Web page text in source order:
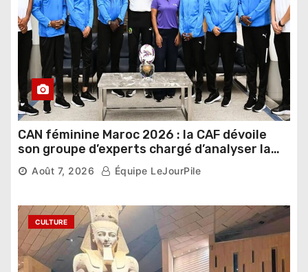
CAN féminine Maroc 2026 : la CAF dévoile
son groupe d’experts chargé d’analyser la
compétition
Août 7, 2026 Équipe LeJourPile
CULTURE